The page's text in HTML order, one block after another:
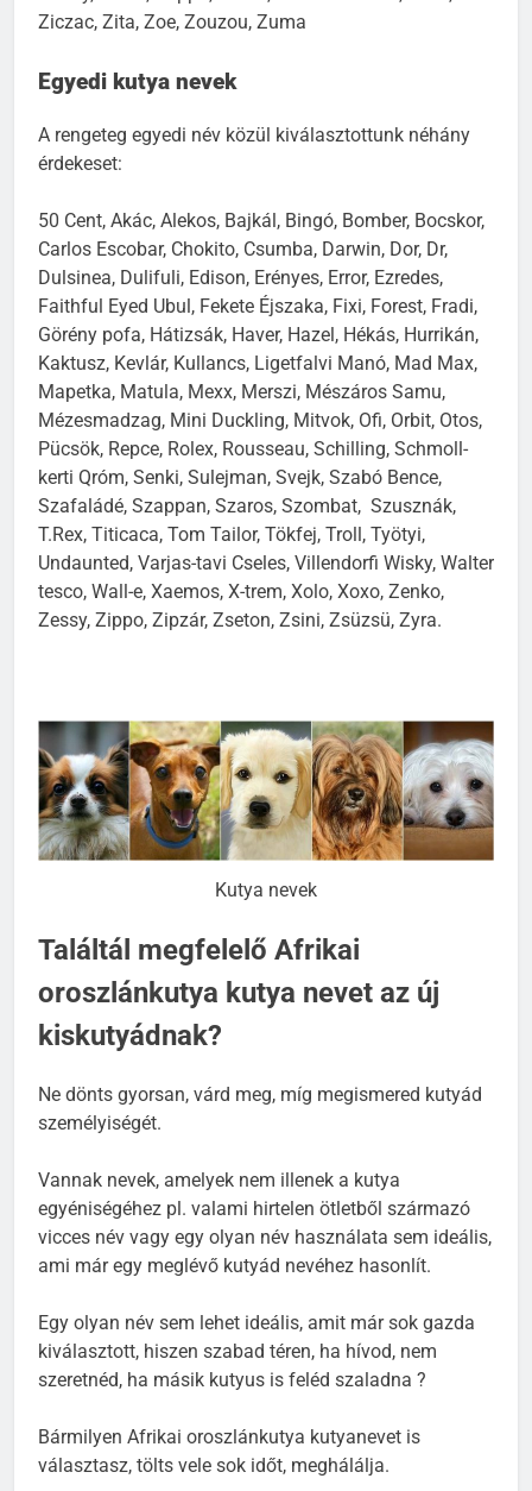
Ziczac, Zita, Zoe, Zouzou, Zuma
Egyedi kutya nevek
A rengeteg egyedi név közül kiválasztottunk néhány
érdekeset:
50 Cent, Akác, Alekos, Bajkál, Bingó, Bomber, Bocskor,
Carlos Escobar, Chokito, Csumba, Darwin, Dor, Dr,
Dulsinea, Dulifuli, Edison, Erényes, Error, Ezredes,
Faithful Eyed Ubul, Fekete Éjszaka, Fixi, Forest, Fradi,
Görény pofa, Hátizsák, Haver, Hazel, Hékás, Hurrikán,
Kaktusz, Kevlár, Kullancs, Ligetfalvi Manó, Mad Max,
Mapetka, Matula, Mexx, Merszi, Mészáros Samu,
Mézesmadzag, Mini Duckling, Mitvok, Ofi, Orbit, Otos,
Pücsök, Repce, Rolex, Rousseau, Schilling, Schmoll-
kerti Qróm, Senki, Sulejman, Svejk, Szabó Bence,
Szafaládé, Szappan, Szaros, Szombat, Szusznák,
T.Rex, Titicaca, Tom Tailor, Tökfej, Troll, Työtyi,
Undaunted, Varjas-tavi Cseles, Villendorfi Wisky, Walter
tesco, Wall-e, Xaemos, X-trem, Xolo, Xoxo, Zenko,
Zessy, Zippo, Zipzár, Zseton, Zsini, Zsüzsü, Zyra.
Kutya nevek
Találtál megfelelő Afrikai
oroszlánkutya kutya nevet az új
kiskutyádnak?
Ne dönts gyorsan, várd meg, míg megismered kutyád
személyiségét.
Vannak nevek, amelyek nem illenek a kutya
egyéniségéhez pl. valami hirtelen ötletből származó
vicces név vagy egy olyan név használata sem ideális,
ami már egy meglévő kutyád nevéhez hasonlít.
Egy olyan név sem lehet ideális, amit már sok gazda
kiválasztott, hiszen szabad téren, ha hívod, nem
szeretnéd, ha másik kutyus is feléd szaladna ?
Bármilyen Afrikai oroszlánkutya kutyanevet is
választasz, tölts vele sok időt, meghálálja.